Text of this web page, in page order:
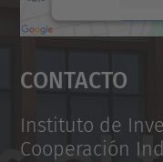
powered
Contacto
Instituto de
Cooperación